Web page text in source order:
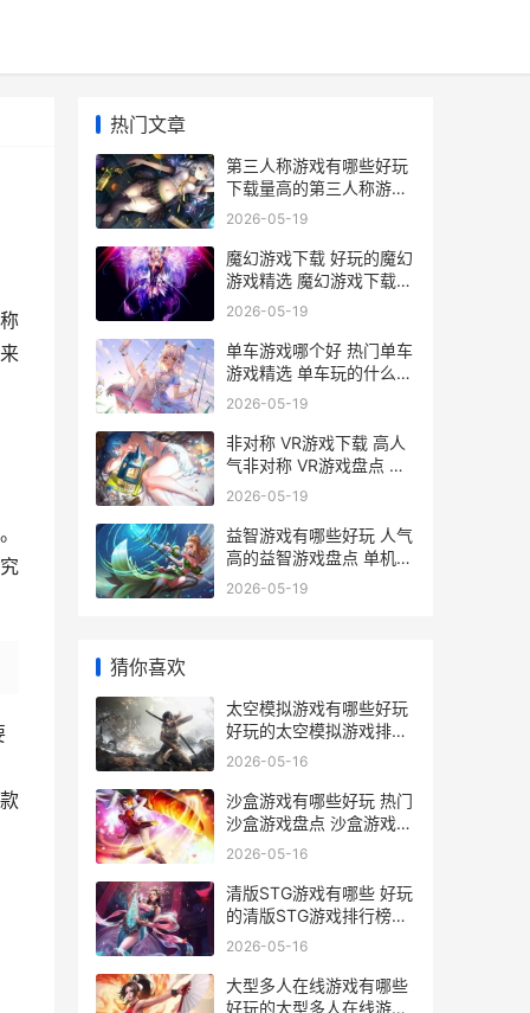
热门文章
第三人称游戏有哪些好玩
下载量高的第三人称游戏
主推 第3人称的游戏
2026-05-19
魔幻游戏下载 好玩的魔幻
游戏精选 魔幻游戏下载
1688
2026-05-19
单车游戏哪个好 热门单车
游戏精选 单车玩的什么游
戏
2026-05-19
非对称 VR游戏下载 高人
气非对称 VR游戏盘点 非
对称 vr游戏下载
2026-05-19
益智游戏有哪些好玩 人气
高的益智游戏盘点 单机益
智游戏有哪些
2026-05-19
猜你喜欢
太空模拟游戏有哪些好玩
好玩的太空模拟游戏排行
榜 模拟太空游戏下载中文
2026-05-16
沙盒游戏有哪些好玩 热门
沙盒游戏盘点 沙盒游戏下
载
2026-05-16
清版STG游戏有哪些 好玩
的清版STG游戏排行榜前
10
2026-05-16
大型多人在线游戏有哪些
好玩的大型多人在线游戏